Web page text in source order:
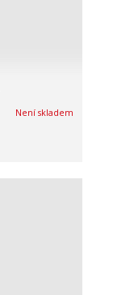
Není skladem